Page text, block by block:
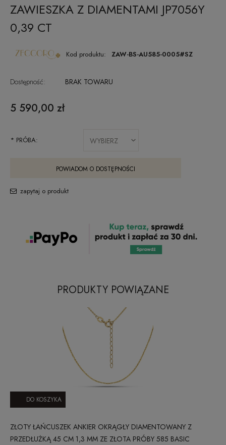
ZAWIESZKA Z DIAMENTAMI JP7056Y
0,39 CT
Kod produktu: ZAW-BS-AU585-0005#SZ
Dostępność: BRAK TOWARU
5 590,00 zł
* PRÓBA:
POWIADOM O DOSTĘPNOŚCI
zapytaj o produkt
PRODUKTY POWIĄZANE
ZŁOTY ŁAŃCUSZEK ANKIER OKRĄGŁY DIAMENTOWANY Z
PRZEDŁUŻKĄ 45 CM 1,3 MM ZE ZŁOTA PRÓBY 585 BASIC
DO KOSZYKA